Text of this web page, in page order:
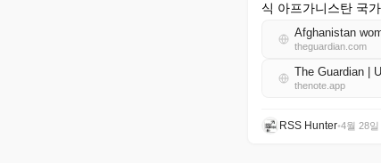
식 아프가니스탄 국
Afghanistan
theguardian.com
The Guardian |
thenote.app
RSS Hunter•4월 28일